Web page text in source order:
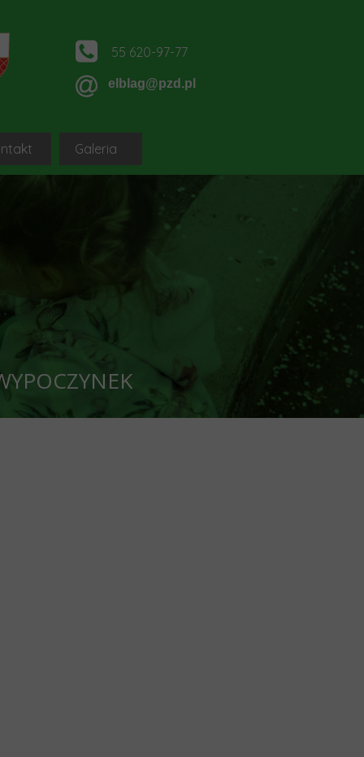
55 620-97-77
elblag@pzd.pl
dla nowych działkowców
dla nowych działkowców
dla nowych działkowców-sq-pl
Galeria